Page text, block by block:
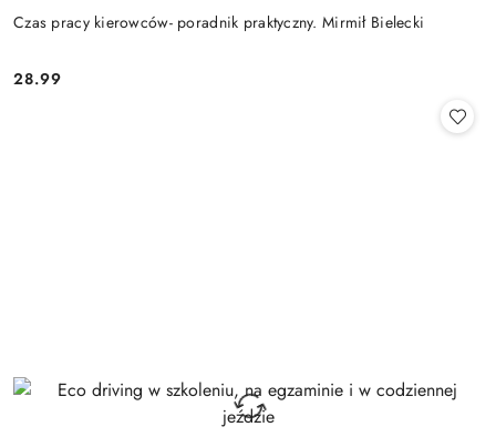
Czas pracy kierowców- poradnik praktyczny. Mirmił Bielecki
Cena:
28.99